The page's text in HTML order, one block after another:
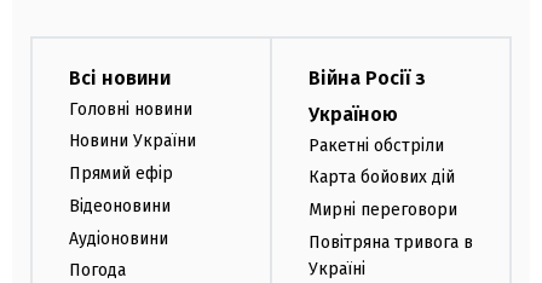
Всі новини
Головні новини
Новини України
Прямий ефір
Відеоновини
Аудіоновини
Погода
Війна Росії з
Україною
Ракетні обстріли
Карта бойових дій
Мирні переговори
Повітряна тривога в
Україні